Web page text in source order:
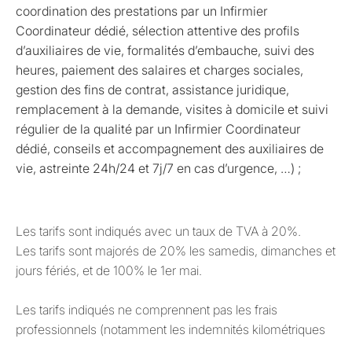
coordination des prestations par un Infirmier
Coordinateur dédié, sélection attentive des profils
d’auxiliaires de vie, formalités d’embauche, suivi des
heures, paiement des salaires et charges sociales,
gestion des fins de contrat, assistance juridique,
remplacement à la demande, visites à domicile et suivi
régulier de la qualité par un Infirmier Coordinateur
dédié, conseils et accompagnement des auxiliaires de
vie, astreinte 24h/24 et 7j/7 en cas d’urgence, …) ;
Les tarifs sont indiqués avec un taux de TVA à 20%.
Les tarifs sont majorés de 20% les samedis, dimanches et
jours fériés, et de 100% le 1er mai.
Les tarifs indiqués ne comprennent pas les frais
professionnels (notamment les indemnités kilométriques